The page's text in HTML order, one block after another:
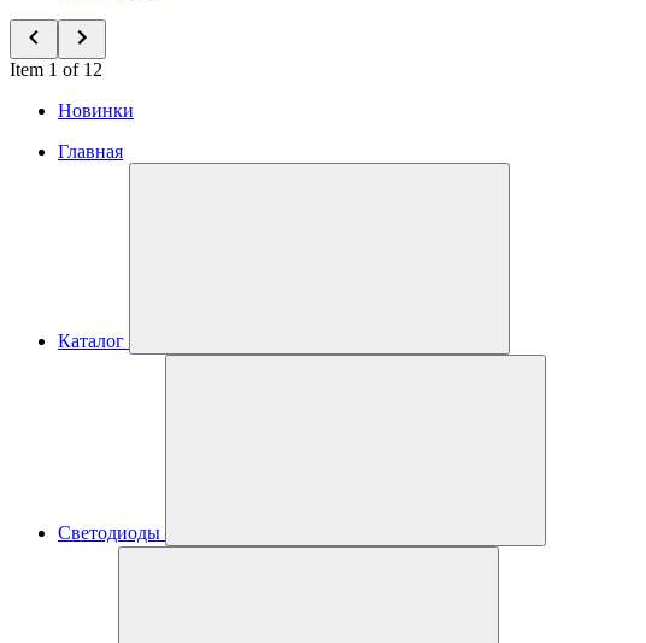
Item 1 of 12
Новинки
Главная
Каталог
Светодиоды